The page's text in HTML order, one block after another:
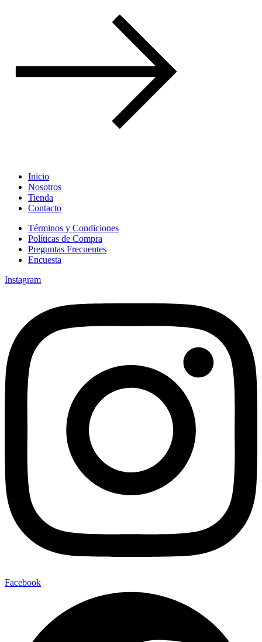
Inicio
Nosotros
Tienda
Contacto
Términos y Condiciones
Políticas de Compra
Preguntas Frecuentes
Encuesta
Instagram
Facebook